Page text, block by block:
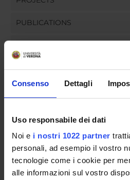
Consenso Dettagli
Uso responsabile dei dati
Noi e i nostri 1022 partner
personali, ad esempio il vostro
tecnologie come i cookie per
alle informazioni sul vostro
PUBLICATIONS
ORGANISATION
GOVERNANCE
COMMITTEES
DEPARTMENT